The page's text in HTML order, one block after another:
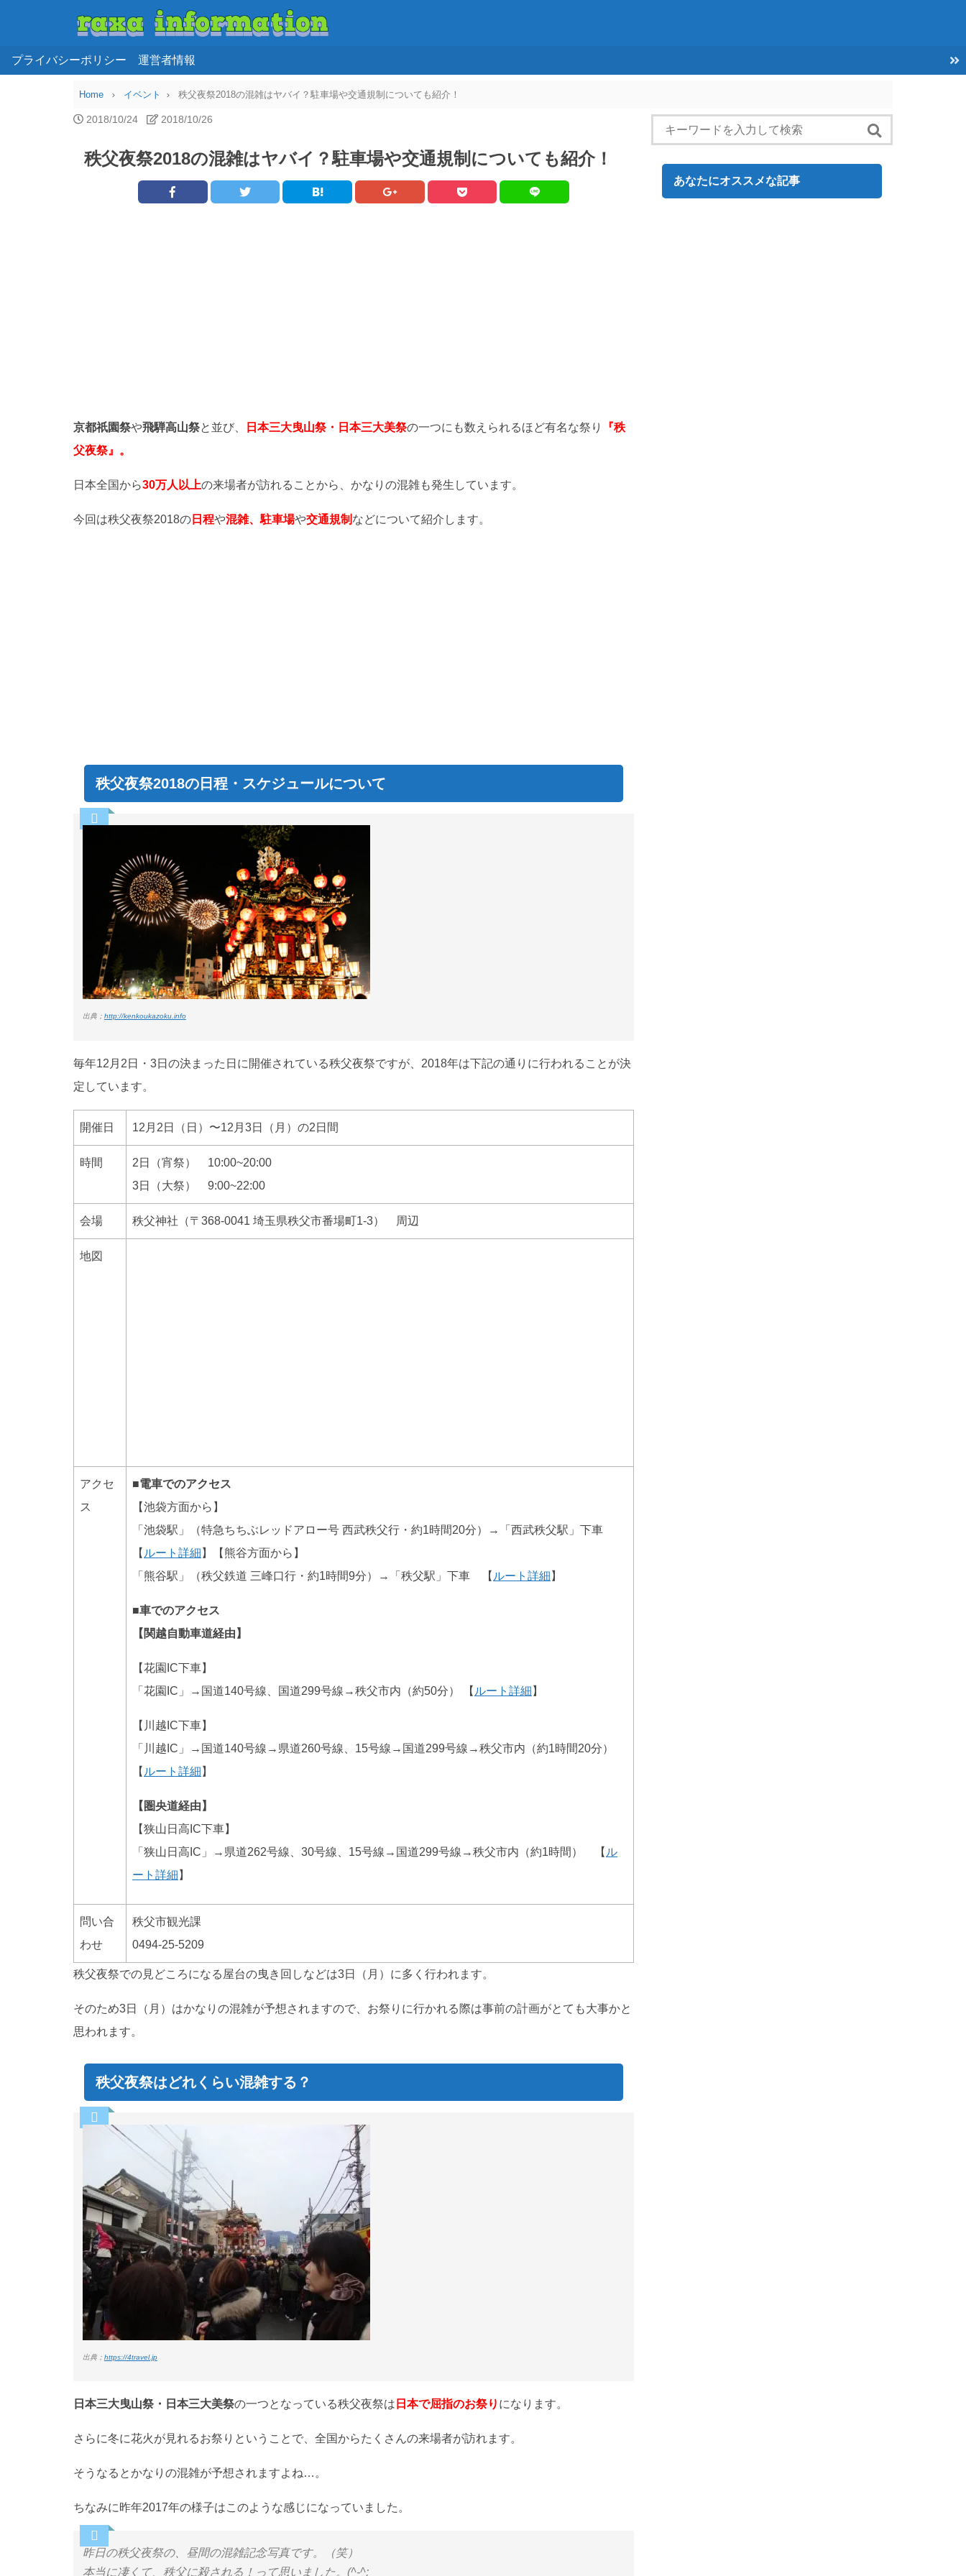
プライバシーポリシー 運営者情報
Home イベント 秩父夜祭2018の混雑はヤバイ？駐車場や交通規制についても紹介！
2018/10/24 2018/10/26
秩父夜祭2018の混雑はヤバイ？駐車場や交通規制についても紹介！
京都祇園祭や飛騨高山祭と並び、 日本三大曳山祭・日本三大美祭の一つにも数えられるほど有名な祭り
『秩
父夜祭』。
日本全国から30万人以上の来場者が訪れることから、かなりの混雑も発生しています。
今回は秩父夜祭2018の 日程や混雑、駐車場や交通規制 などについて紹介します。
秩父夜祭2018の日程・スケジュールについて
出典； http://kenkoukazoku.info
毎年12月2日・3日の決まった日に開催されている秩父夜祭ですが、2018年は下記の通りに行われることが決
定しています。
開催日 12月2日（日）〜12月3日（月）の2日間
時間
2日（宵祭） 10:00~20:00
3日（大祭） 9:00~22:00
会場 秩父神社（〒368-0041 埼玉県秩父市番場町1-3） 周辺
地図
アクセ
ス
■電車でのアクセス
【池袋方面から】
「池袋駅」（特急ちちぶレッドアロー号 西武秩父行・約1時間20分）→「西武秩父駅」下車
【 ルート詳細 】【熊谷方面から】
「熊谷駅」（秩父鉄道 三峰口行・約1時間9分）→「秩父駅」下車 【 ルート詳細 】
■車でのアクセス
【関越自動車道経由】
【花園IC下車】
「花園IC」→国道140号線、国道299号線→秩父市内（約50分） 【 ルート詳細 】
【川越IC下車】
「川越IC」→国道140号線→県道260号線、15号線→国道299号線→秩父市内（約1時間20分）
【 ルート詳細 】
【圏央道経由】
【狭山日高IC下車】
「狭山日高IC」→県道262号線、30号線、15号線→国道299号線→秩父市内（約1時間） 【 ル
ート詳細 】
問い合
わせ
秩父市観光課
0494-25-5209
秩父夜祭での見どころになる屋台の曳き回しなどは3日（月）に多く行われます。
そのため3日（月）はかなりの混雑が予想されますので、お祭りに行かれる際は事前の計画がとても大事かと
思われます。
秩父夜祭はどれくらい混雑する？
出典； https://4travel.jp
日本三大曳山祭・日本三大美祭の一つとなっている秩父夜祭は 日本で屈指のお祭り になります。
さらに冬に花火が見れるお祭りということで、全国からたくさんの来場者が訪れます。
そうなるとかなりの混雑が予想されますよね…。
ちなみに昨年2017年の様子はこのような感じになっていました。
昨日の秩父夜祭の、昼間の混雑記念写真です。（笑）
本当に凄くて、秩父に殺される！って思いました。(^-^;
あなたにオススメな記事